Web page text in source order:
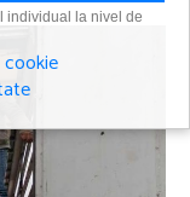
individual la nivel de